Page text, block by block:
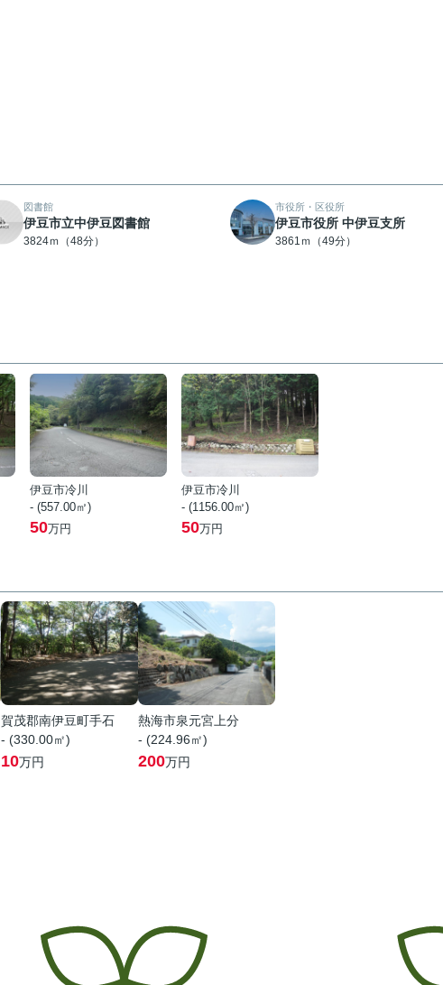
図書館
伊豆市立中伊豆図書館
3824ｍ（48分）
市役所・区役所
伊豆市役所 中伊豆支所
3861ｍ（49分）
伊豆市冷川
- (557.00㎡)
50万円
伊豆市冷川
- (1156.00㎡)
50万円
賀茂郡南伊豆町手石
- (330.00㎡)
10万円
熱海市泉元宮上分
- (224.96㎡)
200万円